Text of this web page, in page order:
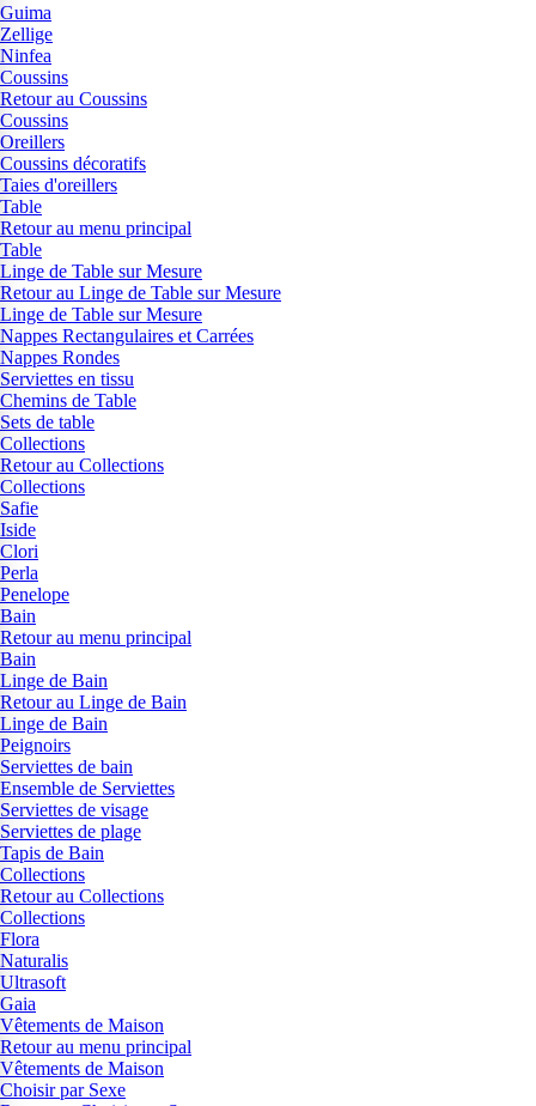
Guima
Zellige
Ninfea
Coussins
Retour au Coussins
Coussins
Oreillers
Coussins décoratifs
Taies d'oreillers
Table
Retour au menu principal
Table
Linge de Table sur Mesure
Retour au Linge de Table sur Mesure
Linge de Table sur Mesure
Nappes Rectangulaires et Carrées
Nappes Rondes
Serviettes en tissu
Chemins de Table
Sets de table
Collections
Retour au Collections
Collections
Safie
Iside
Clori
Perla
Penelope
Bain
Retour au menu principal
Bain
Linge de Bain
Retour au Linge de Bain
Linge de Bain
Peignoirs
Serviettes de bain
Ensemble de Serviettes
Serviettes de visage
Serviettes de plage
Tapis de Bain
Collections
Retour au Collections
Collections
Flora
Naturalis
Ultrasoft
Gaia
Vêtements de Maison
Retour au menu principal
Vêtements de Maison
Choisir par Sexe